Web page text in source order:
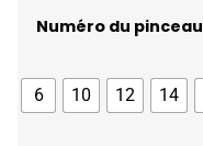
Numéro du pinceau
6 10 12 14